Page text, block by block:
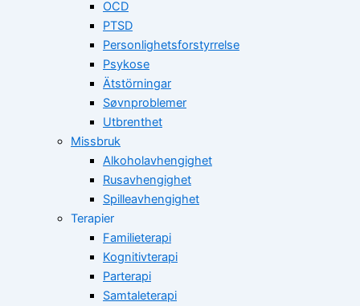
OCD
PTSD
Personlighetsforstyrrelse
Psykose
Ätstörningar
Søvnproblemer
Utbrenthet
Missbruk
Alkoholavhengighet
Rusavhengighet
Spilleavhengighet
Terapier
Familieterapi
Kognitivterapi
Parterapi
Samtaleterapi